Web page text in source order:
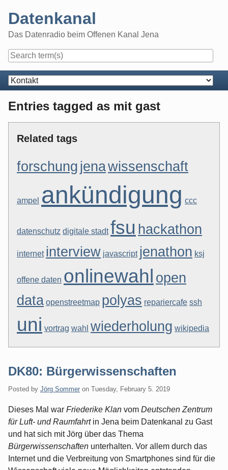
content
Datenkanal
Das Datenradio beim Offenen Kanal Jena
Navigation
Entries tagged as mit gast
Related tags
forschung jenawissenschaft
ampel ankündigung ccc
datenschutz digitale stadt fsu hackathon
internet interview javascript jenathon ksj
offene daten onlinewahl open
data openstreetmap polyas repariercafe ssh
uni vortrag wahl wiederholung wikipedia
DK80: Bürgerwissenschaften
Posted by Jörg Sommer on Tuesday, February 5. 2019
Dieses Mal war Friederike Klan vom Deutschen Zentrum
für Luft- und Raumfahrtin Jena beim Datenkanal zu Gast
und hat sich mit Jörg über das Thema
Bürgerwissenschaften unterhalten. Vor allem durch das
Internet und die Verbreitung von Smartphones sind für die